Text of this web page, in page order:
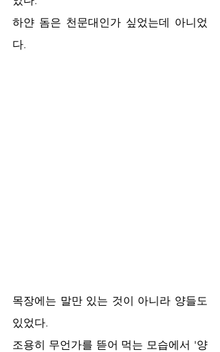
하얀 돔은 천문대인가 싶었는데 아니었
다.
목장에는 말만 있는 것이 아니라 양들도
있었다.
조용히 무언가를 뜯어 먹는 모습에서 '양